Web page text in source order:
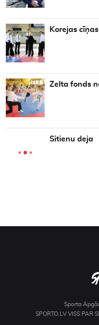
Korejas
Zelta fonds
Sitienu deja
Sporta
SPORTO.LV VISS PAR